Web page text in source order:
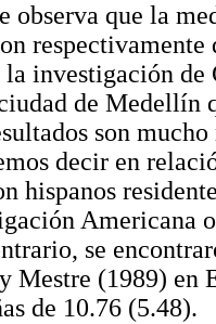
observa que la
respectivamente
la investigación
de Medellín
son
decir en
hispanos
Americana
se
Mestre (1989) en
de 10.76 (5.48).